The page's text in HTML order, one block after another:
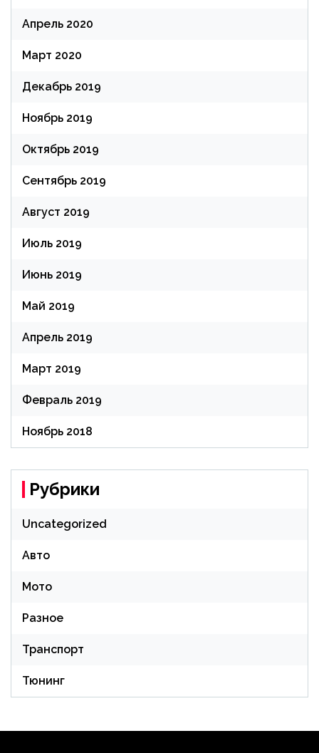
Апрель 2020
Март 2020
Декабрь 2019
Ноябрь 2019
Октябрь 2019
Сентябрь 2019
Август 2019
Июль 2019
Июнь 2019
Май 2019
Апрель 2019
Март 2019
Февраль 2019
Ноябрь 2018
Рубрики
Uncategorized
Авто
Мото
Разное
Транспорт
Тюнинг